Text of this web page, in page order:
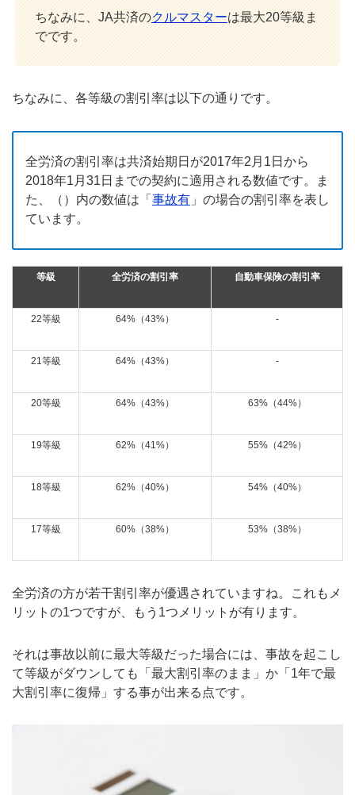
ちなみに、JA共済のクルマスターは最大20等級ま
でです。
ちなみに、各等級の割引率は以下の通りです。
全労済の割引率は共済始期日が2017年2月1日から
2018年1月31日までの契約に適用される数値です。ま
た、（）内の数値は「 事故有 」の場合の割引率を表し
ています。
等級 全労済の割引率 自動車保険の割引率
22等級 64%（43%） -
21等級 64%（43%） -
20等級 64%（43%） 63%（44%）
19等級 62%（41%） 55%（42%）
18等級 62%（40%） 54%（40%）
17等級 60%（38%） 53%（38%）
全労済の方が若干割引率が優遇されていますね。これもメ
リットの1つですが、もう1つメリットが有ります。
それは事故以前に最大等級だった場合には、事故を起こし
て等級がダウンしても「最大割引率のまま」か「1年で最
大割引率に復帰」する事が出来る点です。